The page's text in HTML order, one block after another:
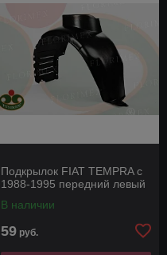
Подкрылок FIAT TEMPRA с
1988-1995 передний левый
В наличии
59 руб.